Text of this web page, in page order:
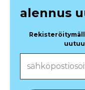
alennus